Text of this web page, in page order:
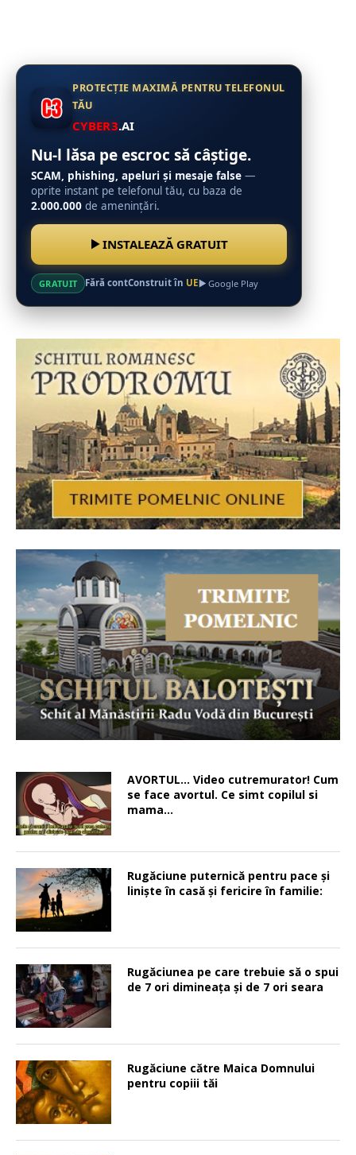
PROTECȚIE MAXIMĂ PENTRU TELEFONUL
TĂU
CYBER3.AI
Nu-l lăsa pe escroc să câștige.
SCAM, phishing, apeluri și mesaje false —
oprite instant pe telefonul tău, cu baza de
2.000.000 de amenințări.
INSTALEAZĂ GRATUIT
GRATUIT Fără contConstruit în UE Google Play
AVORTUL… Video cutremurator! Cum
se face avortul. Ce simt copilul si
mama…
Rugăciune puternică pentru pace şi
linişte în casă şi fericire în familie:
Rugăciunea pe care trebuie să o spui
de 7 ori dimineața și de 7 ori seara
Rugăciune către Maica Domnului
pentru copiii tăi